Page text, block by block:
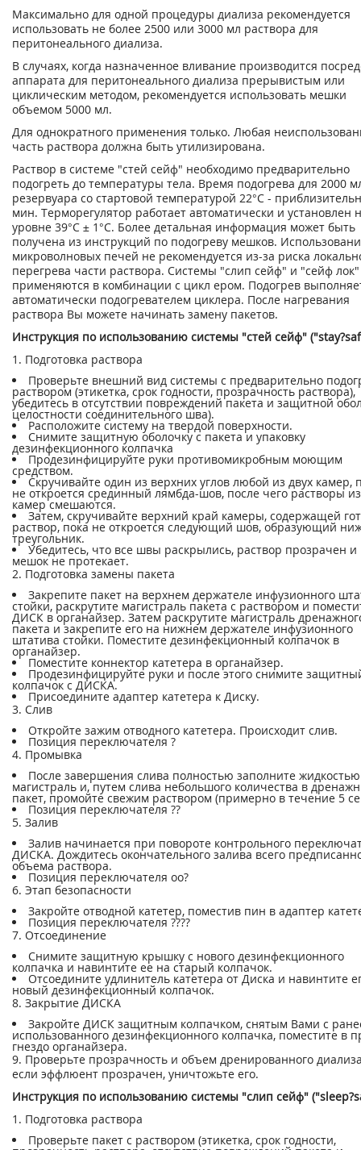
Максимально для одной процедуры диализа рекомендуется
использовать не более 2500 или 3000 мл раствора для
перитонеального диализа.
В случаях, когда назначенное вливание производится
аппарата для перитонеального диализа прерывистым или
циклическим методом, рекомендуется использовать мешки
объемом 5000 мл.
Для однократного применения только. Любая
часть раствора должна быть утилизирована.
Раствор в системе "стей сейф" необходимо предварительно
подогреть до температуры тела. Время подогрева для 2000
резервуара со стартовой температурой 22°С -
мин. Терморегулятор работает автоматически и установлен
уровне 39°С ± 1°С. Более детальная информация может быть
получена из инструкций по подогреву мешков.
микроволновых печей не рекомендуется из-за риска
перегрева части раствора. Системы "слип сейф" и "сейф лок"
применяются в комбинации с цикл ером. Подогрев
автоматически подогревателем циклера. После нагревания
раствора Вы можете начинать замену пакетов.
Инструкция по использованию системы "стей сейф"
1. Подготовка раствора
Проверьте внешний вид системы с предварительно
раствором (этикетка, срок годности, прозрачность раствора),
убедитесь в отсутствии повреждений пакета и защитной
целостности соединительного шва).
Расположите систему на твердой поверхности.
Снимите защитную оболочку с пакета и упаковку
дезинфекционного колпачка
Продезинфицируйте руки противомикробным моющим
средством.
Скручивайте один из верхних углов любой из двух камер,
не откроется срединный лямбда-шов, после чего растворы
камер смешаются.
Затем, скручивайте верхний край камеры, содержащей
раствор, пока не откроется следующий шов, образующий
треугольник.
Убедитесь, что все швы раскрылись, раствор прозрачен и
мешок не протекает.
2. Подготовка замены пакета
Закрепите пакет на верхнем держателе инфузионного
стойки, раскрутите магистраль пакета с раствором и
ДИСК в органайзер. Затем раскрутите магистраль
пакета и закрепите его на нижнем держателе инфузионного
штатива стойки. Поместите дезинфекционный колпачок в
органайзер.
Поместите коннектор катетера в органайзер.
Продезинфицируйте руки и после этого снимите
колпачок с ДИСКА.
Присоедините адаптер катетера к Диску.
3. Слив
Откройте зажим отводного катетера. Происходит слив.
Позиция переключателя ?
4. Промывка
После завершения слива полностью заполните жидкостью
магистраль и, путем слива небольшого количества в
пакет, промойте свежим раствором (примерно в течение 5
Позиция переключателя ??
5. Залив
Залив начинается при повороте контрольного
ДИСКА. Дождитесь окончательного залива всего
объема раствора.
Позиция переключателя оо?
6. Этап безопасности
Закройте отводной катетер, поместив пин в адаптер
Позиция переключателя ????
7. Отсоединение
Снимите защитную крышку с нового дезинфекционного
колпачка и навинтите ее на старый колпачок.
Отсоедините удлинитель катетера от Диска и навинтите
новый дезинфекционный колпачок.
8. Закрытие ДИСКА
Закройте ДИСК защитным колпачком, снятым Вами с
использованного дезинфекционного колпачка, поместите в
гнездо органайзера.
9. Проверьте прозрачность и объем дренированного
если эффлюент прозрачен, уничтожьте его.
Инструкция по использованию системы "слип сейф"
1. Подготовка раствора
Проверьте пакет с раствором (этикетка, срок годности,